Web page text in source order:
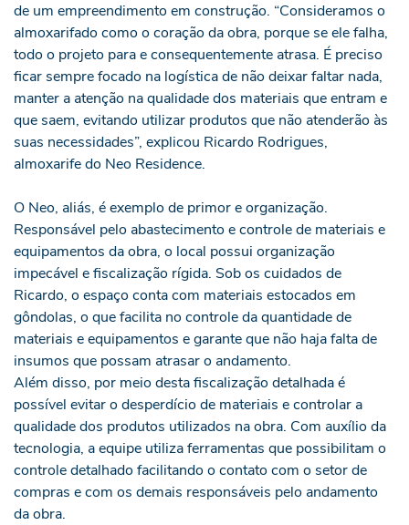
de um empreendimento em construção. “Consideramos o
almoxarifado como o coração da obra, porque se ele falha,
todo o projeto para e consequentemente atrasa. É preciso
ficar sempre focado na logística de não deixar faltar nada,
manter a atenção na qualidade dos materiais que entram e
que saem, evitando utilizar produtos que não atenderão às
suas necessidades”, explicou Ricardo Rodrigues,
almoxarife do Neo Residence.
O Neo, aliás, é exemplo de primor e organização.
Responsável pelo abastecimento e controle de materiais e
equipamentos da obra, o local possui organização
impecável e fiscalização rígida. Sob os cuidados de
Ricardo, o espaço conta com materiais estocados em
gôndolas, o que facilita no controle da quantidade de
materiais e equipamentos e garante que não haja falta de
insumos que possam atrasar o andamento.
Além disso, por meio desta fiscalização detalhada é
possível evitar o desperdício de materiais e controlar a
qualidade dos produtos utilizados na obra. Com auxílio da
tecnologia, a equipe utiliza ferramentas que possibilitam o
controle detalhado facilitando o contato com o setor de
compras e com os demais responsáveis pelo andamento
da obra.